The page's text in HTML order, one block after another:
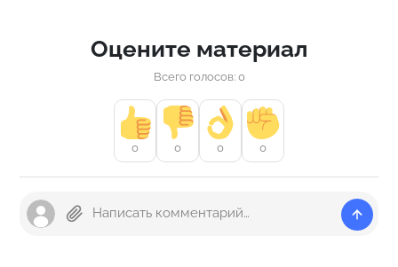
Оцените материал
Всего голосов: 0
0 0 0 0